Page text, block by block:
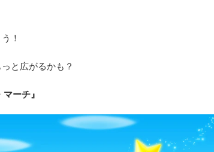
！
と広がるかも？
ーチ』